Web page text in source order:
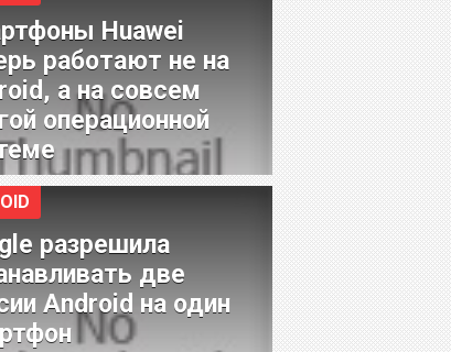
Huawei
работают не на
а на совсем
операционной
разрешила
две
Android на один